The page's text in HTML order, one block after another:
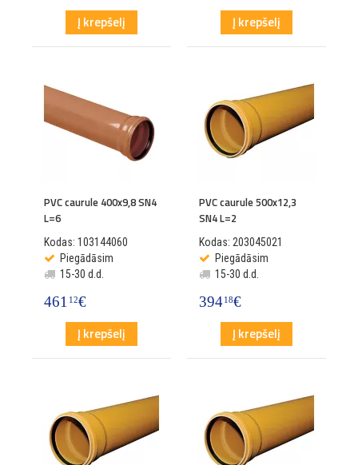
Į krepšelį Į krepšelį
PVC caurule 400x9,8 SN4
L=6
Kodas: 103144060
Piegādāsim
15-30 d.d.
461 12€
Į krepšelį
PVC caurule 500x12,3
SN4 L=2
Kodas: 203045021
Piegādāsim
15-30 d.d.
39418€
Į krepšelį